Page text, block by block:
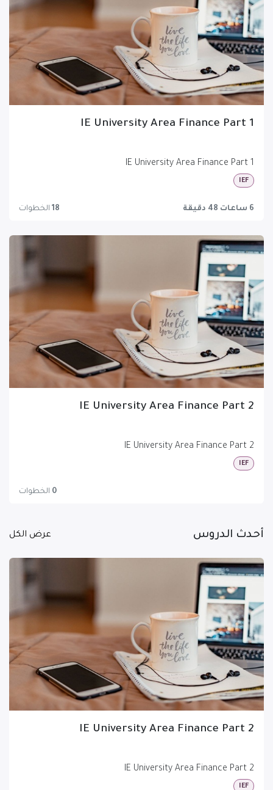
IE University Area Finance Part 1
IE University Area Finance Part 1
IEF
6 ساعات 48 دقيقة 18 الخطوات
IE University Area Finance Part 2
IE University Area Finance Part 2
IEF
0 الخطوات
عرض الكل أحدث الدروس
IE University Area Finance Part 2
IE University Area Finance Part 2
IEF